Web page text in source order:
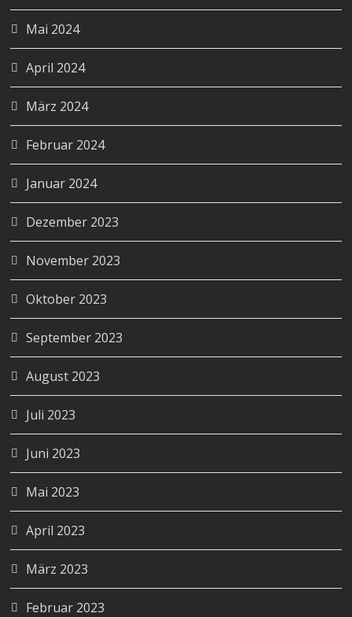
Mai 2024
April 2024
März 2024
Februar 2024
Januar 2024
Dezember 2023
November 2023
Oktober 2023
September 2023
August 2023
Juli 2023
Juni 2023
Mai 2023
April 2023
März 2023
Februar 2023